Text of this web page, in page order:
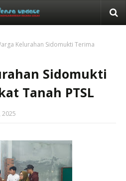
Kelurahan Sidomukti Terima
Sidomukti
Tanah PTSL
2025